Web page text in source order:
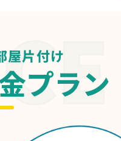
屋片付け
プラン